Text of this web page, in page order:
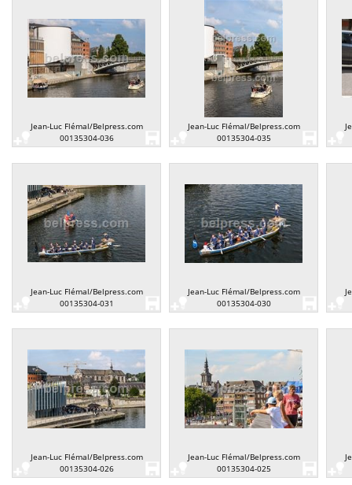
Jean-Luc Flémal/Belpress.com
00135304-036
Jean-Luc Flémal/Belpress.com
00135304-035
Jean-Luc Flémal/Belpress.com
00135304-031
Jean-Luc Flémal/Belpress.com
00135304-030
Jean-Luc Flémal/Belpress.com
00135304-026
Jean-Luc Flémal/Belpress.com
00135304-025